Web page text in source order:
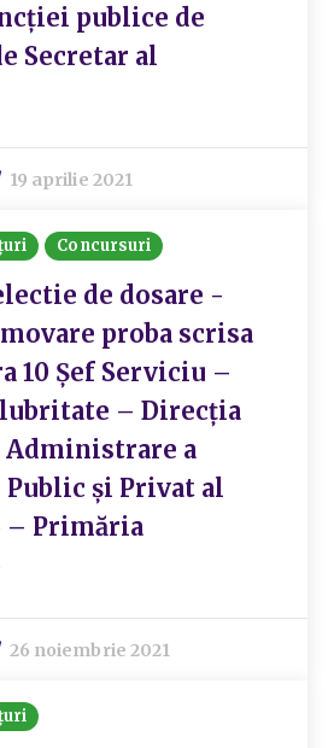
publice de
Secretar al
19 aprilie 2021
Concursuri
de dosare -
proba scrisa
10 Șef Serviciu –
– Direcția
Administrare a
și Privat al
– Primăria
26 noiembrie 2021